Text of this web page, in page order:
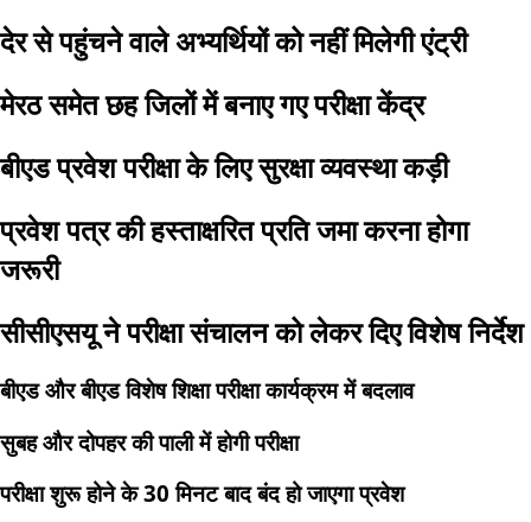
देर से पहुंचने वाले अभ्यर्थियों को नहीं मिलेगी एंट्री
मेरठ समेत छह जिलों में बनाए गए परीक्षा केंद्र
बीएड प्रवेश परीक्षा के लिए सुरक्षा व्यवस्था कड़ी
प्रवेश पत्र की हस्ताक्षरित प्रति जमा करना होगा
जरूरी
सीसीएसयू ने परीक्षा संचालन को लेकर दिए विशेष निर्देश
बीएड और बीएड विशेष शिक्षा परीक्षा कार्यक्रम में बदलाव
सुबह और दोपहर की पाली में होगी परीक्षा
परीक्षा शुरू होने के 30 मिनट बाद बंद हो जाएगा प्रवेश